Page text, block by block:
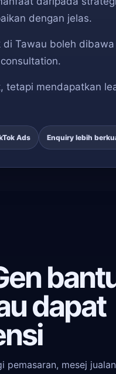
dengan jelas.
Tawau boleh
mendapatkan
Ads Enquiry lebih
dapat
mesej